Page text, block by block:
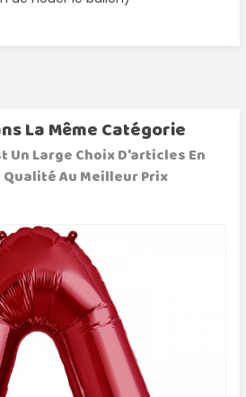
La Même Catégorie
Un Large Choix D'articles En
Qualité Au Meilleur Prix